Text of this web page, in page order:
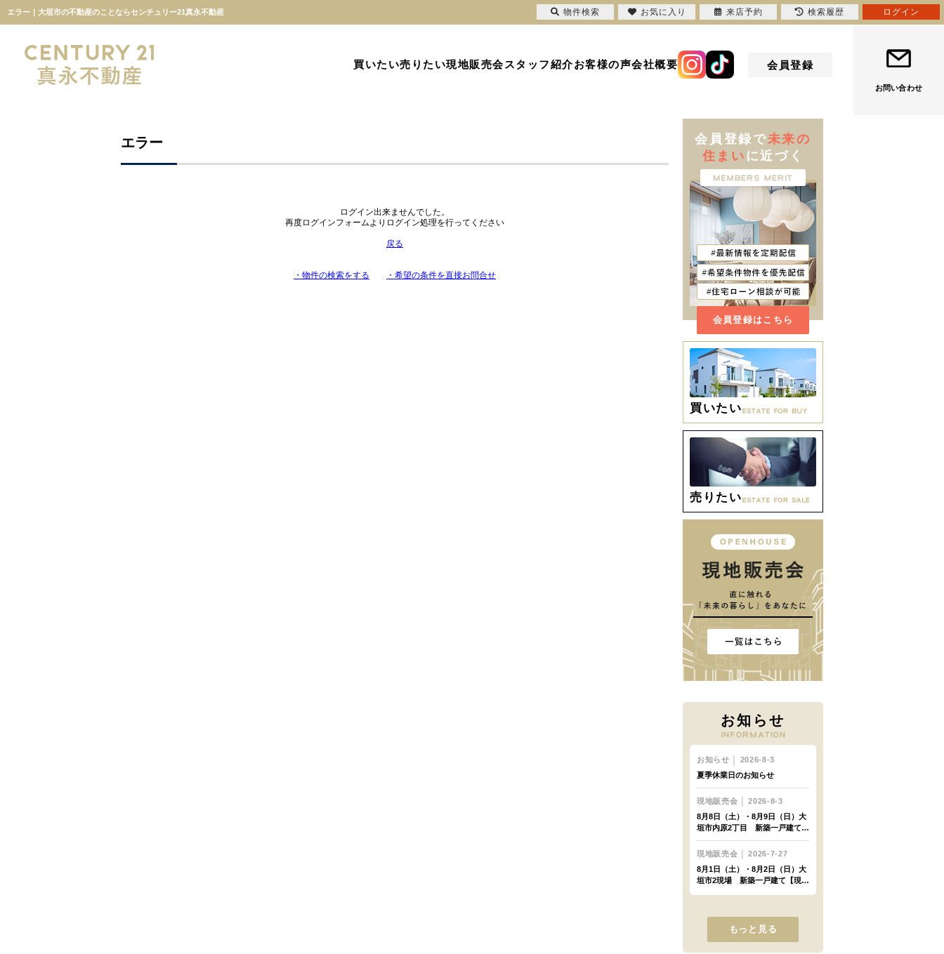
エラー｜大垣市の不動産のことならセンチュリー21真永不動産
買いたい売りたい現地販売会スタッフ紹介お客様の声会社概要 会員登録
お問い合わせ
エラー
ログイン出来ませんでした。
再度ログインフォームよりログイン処理を行ってください
戻る
・物件の検索をする ・希望の条件を直接お問合せ
会員登録で未来の
住まい に近づく
会員登録はこちら
買いたい
売りたい
お知らせ
もっと見る
物件検索 お気に入り 来店予約 検索履歴 ログイン